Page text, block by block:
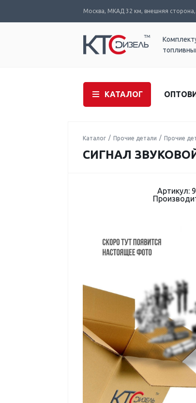
Москва, МКАД 32 км, внешняя
КАТАЛОГ
Каталог Прочие детали Прочие
СИГНАЛ
Артикул: